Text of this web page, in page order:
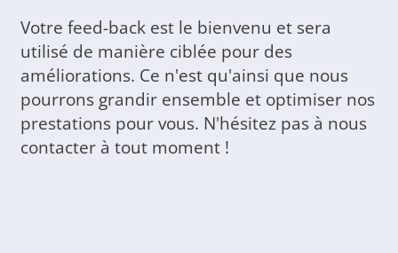
Votre feed-back est le bienvenu et sera
utilisé de manière ciblée pour des
améliorations. Ce n'est qu'ainsi que nous
pourrons grandir ensemble et optimiser nos
prestations pour vous. N'hésitez pas à nous
contacter à tout moment !